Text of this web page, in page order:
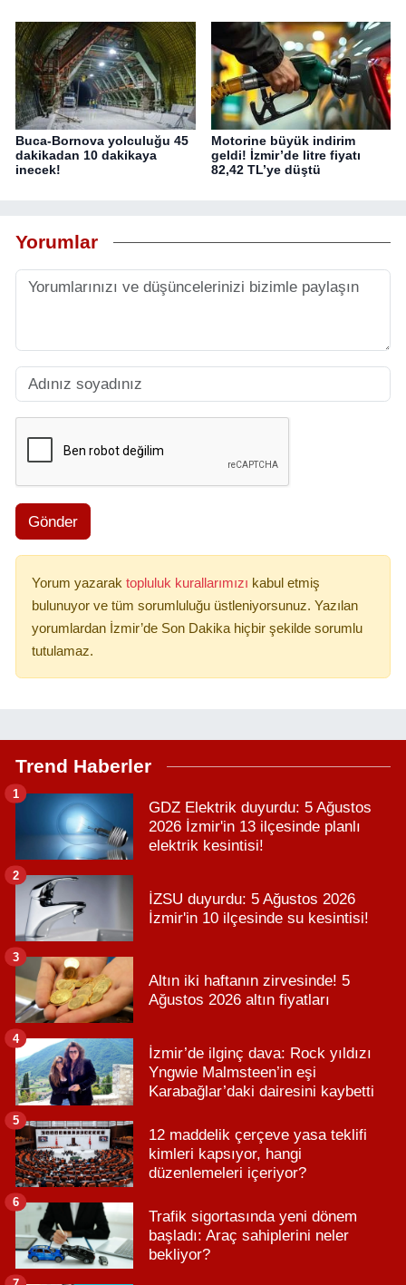
Buca-Bornova yolculuğu 45
dakikadan 10 dakikaya
inecek!
Motorine büyük indirim
geldi! İzmir’de litre fiyatı
82,42 TL’ye düştü
Yorumlar
Gönder
Yorum yazarak topluluk kurallarımızı kabul etmiş
bulunuyor ve tüm sorumluluğu üstleniyorsunuz. Yazılan
yorumlardan İzmir’de Son Dakika hiçbir şekilde sorumlu
tutulamaz.
Trend Haberler
GDZ Elektrik duyurdu: 5 Ağustos
2026 İzmir'in 13 ilçesinde planlı
elektrik kesintisi!
1
İZSU duyurdu: 5 Ağustos 2026
İzmir'in 10 ilçesinde su kesintisi!
2
Altın iki haftanın zirvesinde! 5
Ağustos 2026 altın fiyatları
3
İzmir’de ilginç dava: Rock yıldızı
Yngwie Malmsteen’in eşi
Karabağlar’daki dairesini kaybetti
4
12 maddelik çerçeve yasa teklifi
kimleri kapsıyor, hangi
düzenlemeleri içeriyor?
5
Trafik sigortasında yeni dönem
başladı: Araç sahiplerini neler
bekliyor?
6